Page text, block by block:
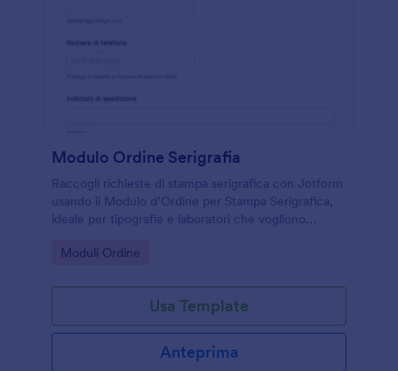
Modulo Ordine Serigrafia
Raccogli richieste di stampa serigrafica con Jotform
usando il Modulo d’Ordine per Stampa Serigrafica,
ideale per tipografie e laboratori che vogliono
online.
Go to Category:
Moduli Ordine
Usa Template
Anteprima